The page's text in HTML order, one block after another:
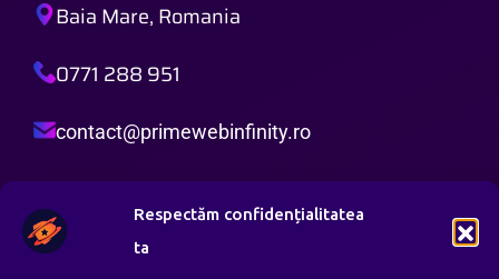
Respectăm confidențialitatea
ta
Baia Mare, Romania
0771 288 951
contact@primewebinfinity.ro
Luni – Vineri: 8:00 AM – 8:00 PM